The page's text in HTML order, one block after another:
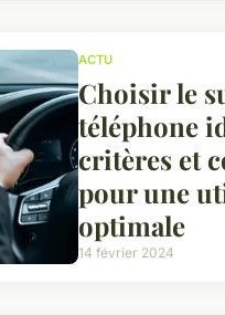
ACTU
Choisir le
téléphone
critères et
pour une
optimale
14 février 2024